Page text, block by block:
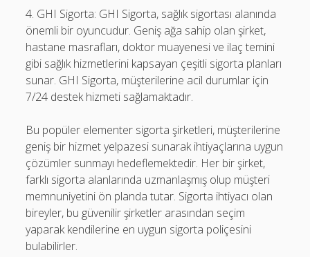
4. GHI Sigorta: GHI Sigorta, sağlık sigortası alanında
önemli bir oyuncudur. Geniş ağa sahip olan şirket,
hastane masrafları, doktor muayenesi ve ilaç temini
gibi sağlık hizmetlerini kapsayan çeşitli sigorta planları
sunar. GHI Sigorta, müşterilerine acil durumlar için
7/24 destek hizmeti sağlamaktadır.
Bu popüler elementer sigorta şirketleri, müşterilerine
geniş bir hizmet yelpazesi sunarak ihtiyaçlarına uygun
çözümler sunmayı hedeflemektedir. Her bir şirket,
farklı sigorta alanlarında uzmanlaşmış olup müşteri
memnuniyetini ön planda tutar. Sigorta ihtiyacı olan
bireyler, bu güvenilir şirketler arasından seçim
yaparak kendilerine en uygun sigorta poliçesini
bulabilirler.